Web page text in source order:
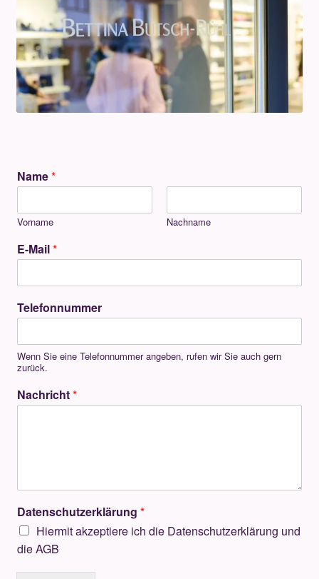
.
Name*
Vorname Nachname
E-Mail*
Telefonnummer
Wenn Sie eine Telefonnummer angeben, rufen wir Sie auch gern
zurück.
Nachricht*
Datenschutzerklärung *
Hiermit akzeptiere ich die Datenschutzerklärung und
die AGB